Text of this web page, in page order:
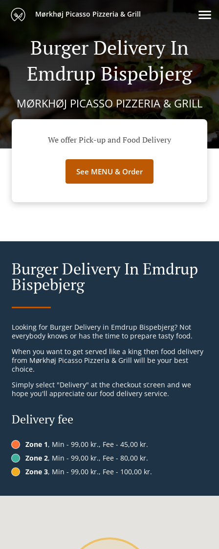
Mørkhøj Picasso Pizzeria & Grill
Burger Delivery In
Emdrup Bispebjerg
MØRKHØJ PICASSO PIZZERIA & GRILL
We offer Pick-up and Food Delivery
See MENU & Order
Burger Delivery In Emdrup
Bispebjerg
Looking for Burger Delivery in Emdrup Bispebjerg? Not
everybody knows or has the time to prepare tasty food.
When you want to get served like a king then food delivery
from Mørkhøj Picasso Pizzeria & Grill will be your best
choice.
Simply select "Delivery" at the checkout screen and we
hope you'll appreciate our food delivery service.
Delivery fee
Zone 1, Min - 99,00 kr., Fee - 45,00 kr.
Zone 2, Min - 99,00 kr., Fee - 80,00 kr.
Zone 3, Min - 99,00 kr., Fee - 100,00 kr.